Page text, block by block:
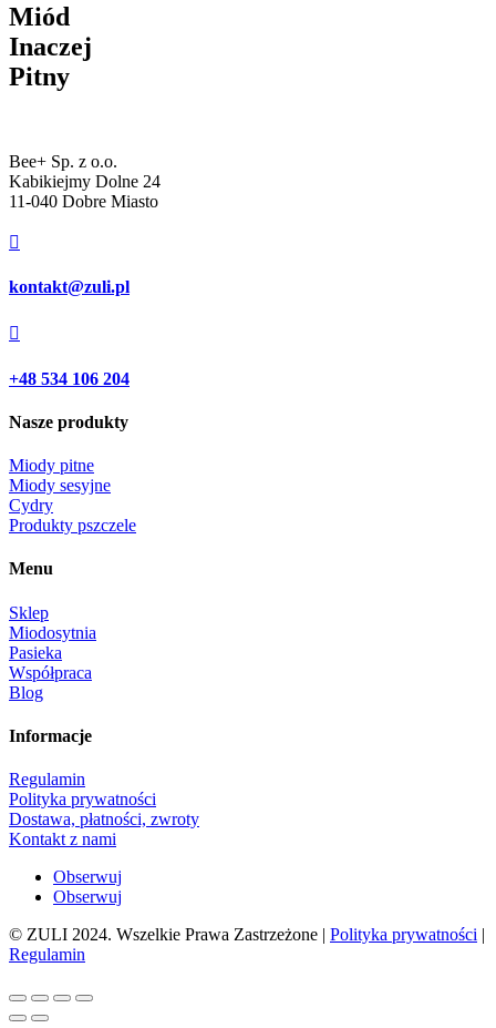
Miód
Inaczej
Pitny
Bee+ Sp. z o.o.
Kabikiejmy Dolne 24
11-040 Dobre Miasto

kontakt@zuli.pl

+48 534 106 204
Nasze produkty
Miody pitne
Miody sesyjne
Cydry
Produkty pszczele
Menu
Sklep
Miodosytnia
Pasieka
Współpraca
Blog
Informacje
Regulamin
Polityka prywatności
Dostawa, płatności, zwroty
Kontakt z nami
Obserwuj
Obserwuj
© ZULI 2024. Wszelkie Prawa Zastrzeżone | Polityka prywatności |
Regulamin